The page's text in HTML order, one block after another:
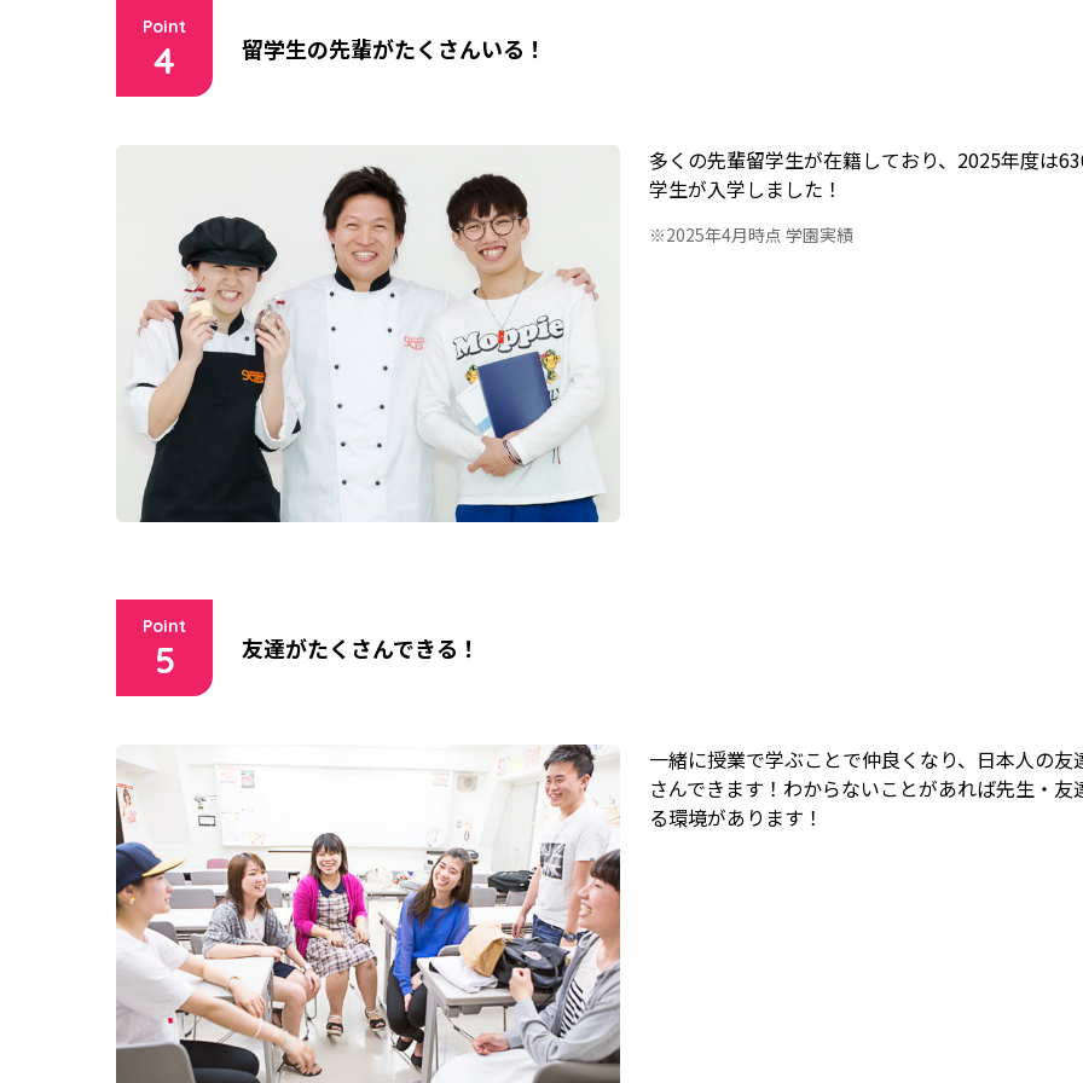
Point
4 留学生の先輩がたくさんいる！
多くの先輩留学生が在籍しており、2025年度は
学生が入学しました！
※2025年4月時点 学園実績
Point
5 友達がたくさんできる！
一緒に授業で学ぶことで仲良くなり、日本人の友
さんできます！わからないことがあれば先生・友
る環境があります！